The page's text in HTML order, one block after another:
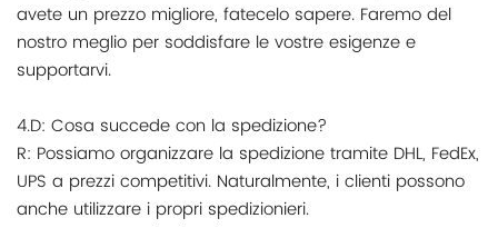
avete un prezzo migliore, fatecelo sapere. Faremo del
nostro meglio per soddisfare le vostre esigenze e
supportarvi.
4.D: Cosa succede con la spedizione?
R: Possiamo organizzare la spedizione tramite DHL, FedEx,
UPS a prezzi competitivi. Naturalmente, i clienti possono
anche utilizzare i propri spedizionieri.